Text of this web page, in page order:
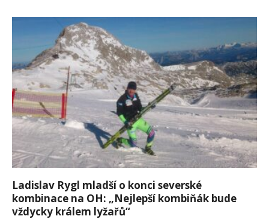
Ladislav Rygl mladší o konci severské
kombinace na OH: „Nejlepší kombiňák bude
vždycky králem lyžařů“